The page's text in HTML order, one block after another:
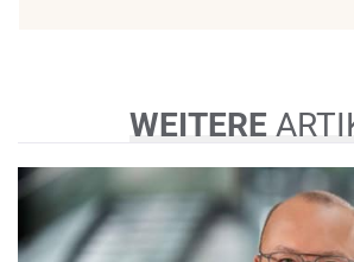
WEITERE